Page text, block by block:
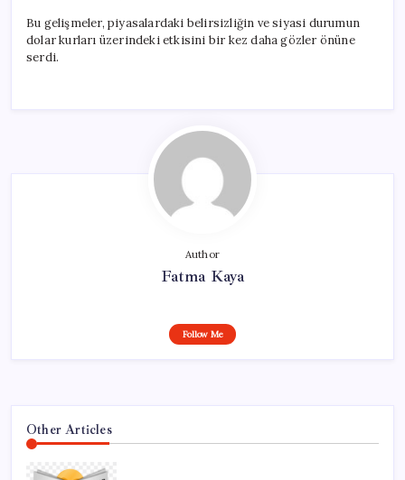
Bu gelişmeler, piyasalardaki belirsizliğin ve siyasi durumun
dolar kurları üzerindeki etkisini bir kez daha gözler önüne
serdi.
Author
Fatma Kaya
Follow Me
Other Articles